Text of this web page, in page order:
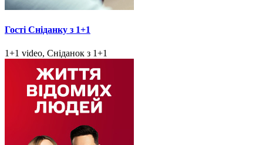
Гості Сніданку з 1+1
1+1 video, Сніданок з 1+1